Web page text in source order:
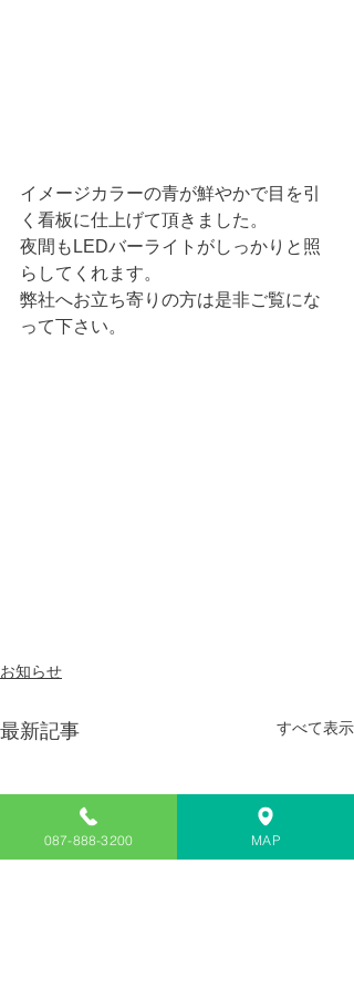
イメージカラーの青が鮮やかで目を引
く看板に仕上げて頂きました。
夜間もLEDバーライトがしっかりと照
らしてくれます。
弊社へお立ち寄りの方は是非ご覧にな
って下さい。
お知らせ
最新記事 すべて表示
087-888-3200 MAP